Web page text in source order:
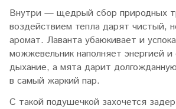
Внутри — щедрый сбор природных
воздействием тепла дарят чистый,
аромат. Лаванта убаюкивает и
можжевельник наполняет энергией
дыхание, а мята дарит
в самый жаркий пар.
С такой подушечкой захочется